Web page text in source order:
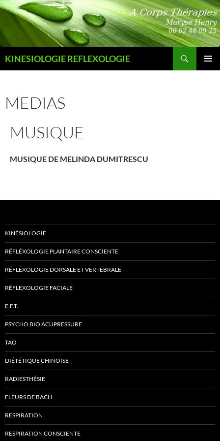
Aller
contenu
KINESIOLOGIE REFLEXOLOGIE
MEDIAS
MUSIQUE
MUSIQUE DE MELINDA DUMITRESCU
KINÉSIOLOGIE
RÉFLÉXOLOGIE PLANTAIRE CONSCIENTE
RÉFLÉXOLOGIE DORSALE ET VERTÉBRALE
RÉFLEXOLOGIE FACIALE
E.F.T.
PSYCHO BIO ACUPRESSURE
TAO
DIÉTÉTIQUE CHINOISE
RADIESTHÉSIE
FLEURS DE BACH
RESPIRATION
RESPIRATION CONSCIENTE